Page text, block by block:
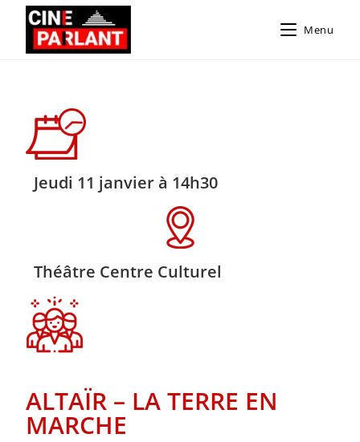
Menu
Jeudi 11 janvier à 14h30
Théâtre Centre Culturel
ALTAÏR – LA TERRE EN
MARCHE